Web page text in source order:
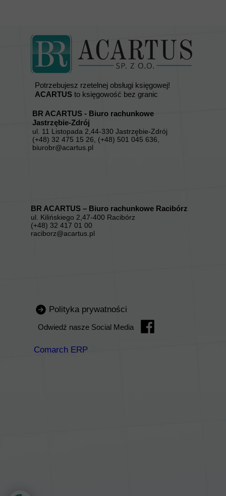
Polityka prywatności
Potrzebujesz rzetelnej obsługi księgowej!
ACARTUS to księgowość bez granic
BR ACARTUS - Biuro rachunkowe
Jastrzębie-Zdrój
ul. 11 Listopada 2,44-330 Jastrzębie-Zdrój
(+48) 32 475 15 26, (+48) 501 045 636,
biurobr@acartus.pl
BR ACARTUS – Biuro rachunkowe Racibórz
ul. Kilińskiego 2,47-400 Racibórz
(+48) 32 417 01 00
raciborz@acartus.pl
Odwiedź nasze Social Media
Comarch ERP